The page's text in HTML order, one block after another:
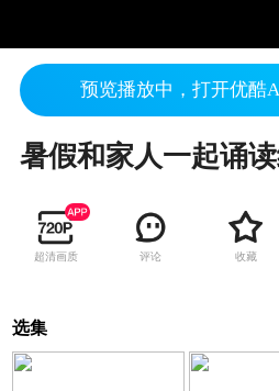
预览播放中，打开优酷
超清画质 评论 收藏
选集